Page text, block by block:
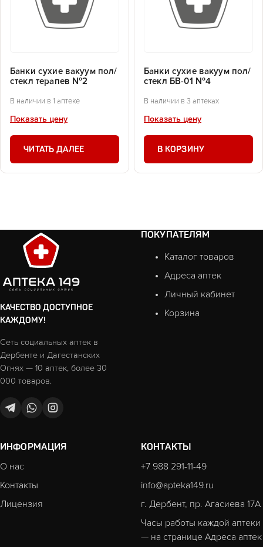
Банки сухие вакуум пол/
стекл терапев №2
В наличии в 1 аптеке
Показать цену
ЧИТАТЬ ДАЛЕЕ
Банки сухие вакуум пол/
стекл БВ-01 №4
В наличии в 3 аптеках
Показать цену
В КОРЗИНУ
КАЧЕСТВО ДОСТУПНОЕ
КАЖДОМУ!
Сеть социальных аптек в
Дербенте и Дагестанских
Огнях — 10 аптек, более 30
000 товаров.
ПОКУПАТЕЛЯМ
Каталог товаров
Адреса аптек
Личный кабинет
Корзина
ИНФОРМАЦИЯ
О нас
Контакты
Лицензия
КОНТАКТЫ
+7 988 291-11-49
info@apteka149.ru
г. Дербент, пр. Агасиева 17А
Часы работы каждой аптеки
— на странице Адреса аптек